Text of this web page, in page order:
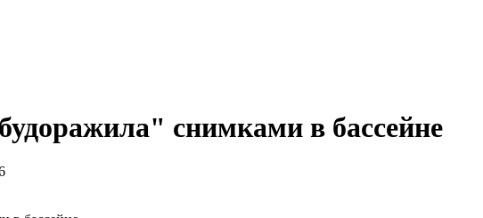
снимками в бассейне